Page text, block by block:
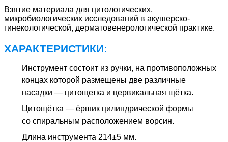
Взятие материала для цитологических,
микробиологических исследований в акушерско-
гинекологической, дерматовенерологической практике.
ХАРАКТЕРИСТИКИ:
Инструмент состоит из ручки, на противоположных
концах которой размещены две различные
насадки — цитощетка и цервикальная щётка.
Цитощётка — ёршик цилиндрической формы
со спиральным расположением ворсин.
Длина инструмента 214±5 мм.